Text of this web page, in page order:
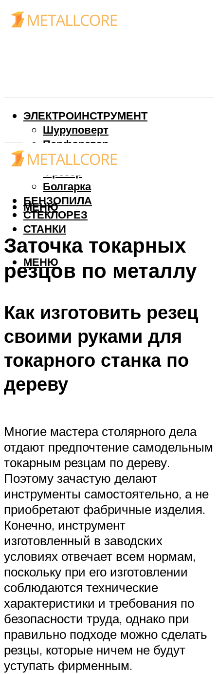
ЭЛЕКТРОИНСТРУМЕНТ
Шуруповерт
Перфоратор
Дрель
Фрезер
Болгарка
БЕНЗОПИЛА
СТЕКЛОРЕЗ
СТАНКИ
МЕНЮ
МЕНЮ
Заточка токарных
резцов по металлу
Как изготовить резец
своими руками для
токарного станка по
дереву
Многие мастера столярного дела
отдают предпочтение самодельным
токарным резцам по дереву.
Поэтому зачастую делают
инструменты самостоятельно, а не
приобретают фабричные изделия.
Конечно, инструмент
изготовленный в заводских
условиях отвечает всем нормам,
поскольку при его изготовлении
соблюдаются технические
характеристики и требования по
безопасности труда, однако при
правильно подходе можно сделать
резцы, которые ничем не будут
уступать фирменным.